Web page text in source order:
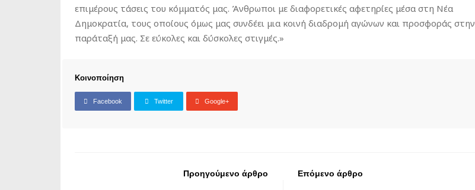
επιμέρους τάσεις του κόμματός μας. Άνθρωποι με διαφορετικές αφετηρίες μέσα στη Νέα
Δημοκρατία, τους οποίους όμως μας συνδέει μια κοινή διαδρομή αγώνων και προσφοράς στην
παράταξή μας. Σε εύκολες και δύσκολες στιγμές.»
Κοινοποίηση
Facebook Twitter Google+
Προηγούμενο άρθρο Επόμενο άρθρο